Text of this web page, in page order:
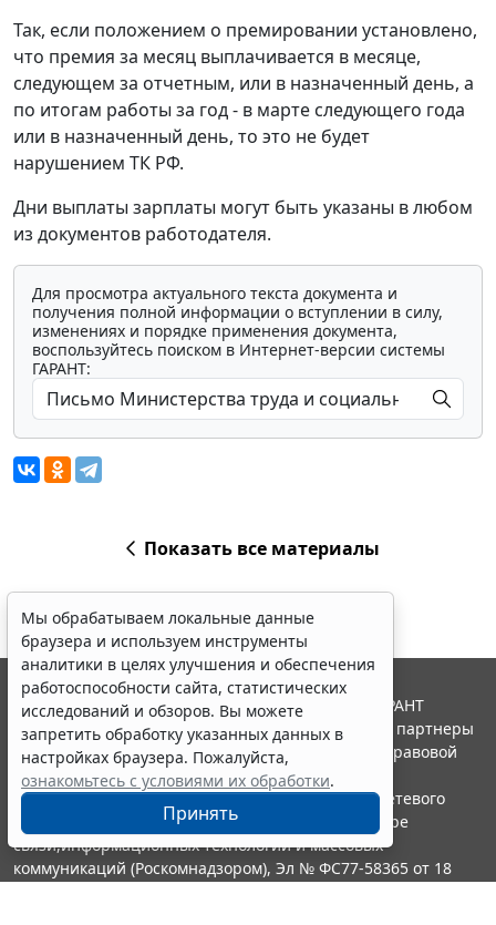
Так, если положением о премировании установлено,
что премия за месяц выплачивается в месяце,
следующем за отчетным, или в назначенный день, а
по итогам работы за год - в марте следующего года
или в назначенный день, то это не будет
нарушением ТК РФ.
Дни выплаты зарплаты могут быть указаны в любом
из документов работодателя.
Для просмотра актуального текста документа и
получения полной информации о вступлении в силу,
изменениях и порядке применения документа,
воспользуйтесь поиском в Интернет-версии системы
ГАРАНТ:
Показать все материалы
Мы обрабатываем локальные данные
браузера и используем инструменты
аналитики в целях улучшения и обеспечения
работоспособности сайта, статистических
исследований и обзоров. Вы можете
запретить обработку указанных данных в
настройках браузера. Пожалуйста,
ознакомьтесь с условиями их обработки.
Принять
© ООО "НПП "ГАРАНТ-СЕРВИС", 2026. Система ГАРАНТ
выпускается с 1990 года. Компания "Гарант" и ее партнеры
являются участниками Российской ассоциации правовой
информации ГАРАНТ.
Портал ГАРАНТ.РУ зарегистрирован в качестве сетевого
издания Федеральной службой по надзору в сфере
связи,информационных технологий и массовых
коммуникаций (Роскомнадзором), Эл № ФС77-58365 от 18